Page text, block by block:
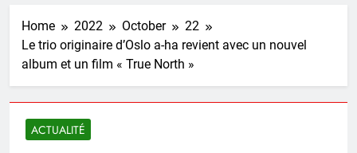
Home 2022 October
22
Le trio originaire d’Oslo a-ha revient avec un nouvel
album et un film « True North »
ACTUALITÉ